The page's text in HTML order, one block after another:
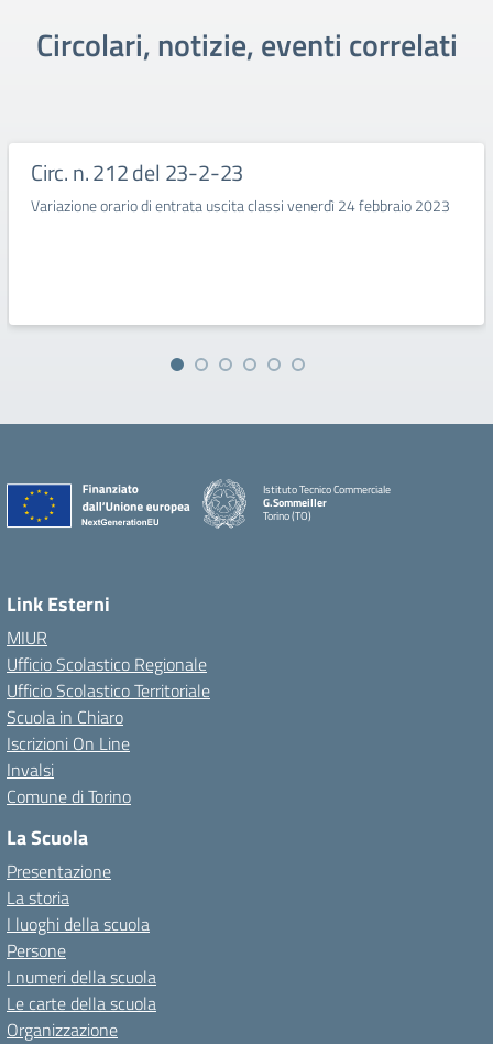
Circolari, notizie, eventi correlati
Circ. n. 212 del 23-2-23
Variazione orario di entrata uscita classi venerdì 24 febbraio 2023
Istituto Tecnico Commerciale
G.Sommeiller
Torino (TO)
Link Esterni
MIUR
Ufficio Scolastico Regionale
Ufficio Scolastico Territoriale
Scuola in Chiaro
Iscrizioni On Line
Invalsi
Comune di Torino
La Scuola
Presentazione
La storia
I luoghi della scuola
Persone
I numeri della scuola
Le carte della scuola
Organizzazione